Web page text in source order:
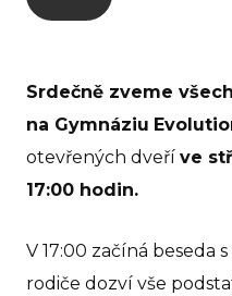
Srdečně zveme
na Gymnáziu
otevřených dveří ve
17:00 hodin.
V 17:00 začíná beseda
rodiče dozví vše